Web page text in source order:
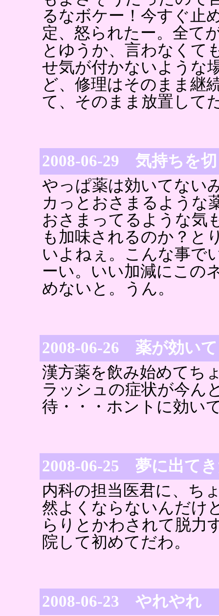
るなボケー！今すぐ止
定、怒られたー。全て
とゆうか、言わなくて
せ気が付かないような
ど、修理はそのまま継
て、そのまま放置して
2008-06-29 気持ちを
やっぱ薬は効いてない
カっとおさまるような
おさまってるような気
も加味されるのか？と
いよねぇ。こんな事で
ーい。いい加減にこの
めないと。うん。
2008-06-26 薬が効い
漢方薬を飲み始めてち
ラッシュの症状が今ん
待・・・ホントに効い
2008-06-25 夢に出て
内科の担当医君に、ち
然よくならないんだけ
らりとかわされて脱力
院して初めてだわ。
2008-06-23 やれやれ